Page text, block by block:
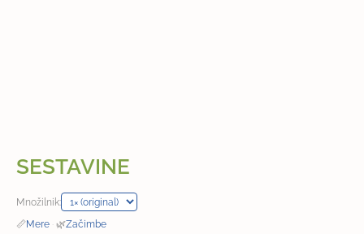
SESTAVINE
Množilnik:
📏Mere · 🌿Začimbe